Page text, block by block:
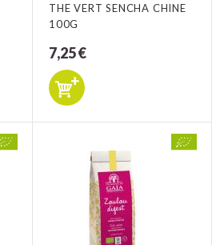
THE VERT SENCHA CHINE
100G
7,25 €